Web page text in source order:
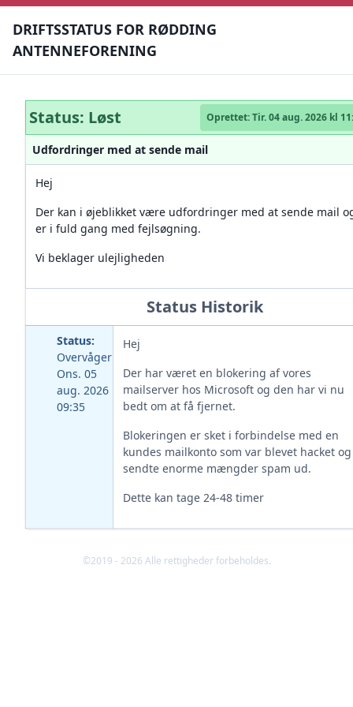
DRIFTSSTATUS FOR RØDDING
ANTENNEFORENING
Status: Løst Oprettet:Tir. 04 aug. 2026 kl
Udfordringer med at sende mail
Hej
Der kan i øjeblikket være udfordringer med at sende mail
er i fuld gang med fejlsøgning.
Vi beklager ulejligheden
Status Historik
Status:
Overvåger
Ons. 05
aug. 2026
09:35
Hej
Der har været en blokering af vores
mailserver hos Microsoft og den har vi nu
bedt om at få fjernet.
Blokeringen er sket i forbindelse med en
kundes mailkonto som var blevet hacket og
sendte enorme mængder spam ud.
Dette kan tage 24-48 timer
©2019 - 2026 Alle rettigheder forbeholdes.